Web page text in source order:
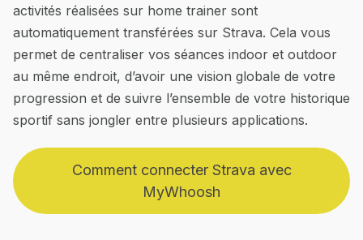
activités réalisées sur home trainer sont
automatiquement transférées sur Strava. Cela vous
permet de centraliser vos séances indoor et outdoor
au même endroit, d’avoir une vision globale de votre
progression et de suivre l’ensemble de votre historique
sportif sans jongler entre plusieurs applications.
Comment connecter Strava avec
MyWhoosh